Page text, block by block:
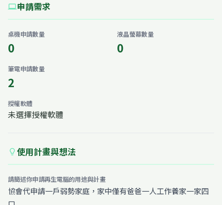
computer申請需求
桌機申請數量
0
液晶螢幕數量
0
筆電申請數量
2
授權軟體
未選擇授權軟體
lightbulb 使用計畫與想法
請簡述你申請再生電腦的用途與計畫
協會代申請一戶弱勢家庭，家中僅有爸爸一人工作養家一家四